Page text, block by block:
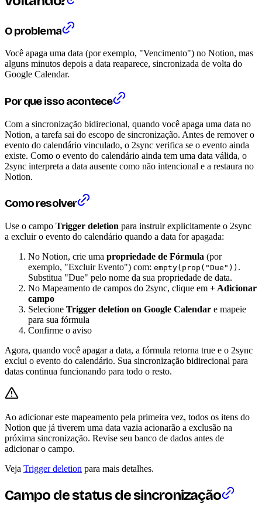
O problema
Você apaga uma data (por exemplo, "Vencimento") no Notion, mas
alguns minutos depois a data reaparece, sincronizada de volta do
Google Calendar.
Por que isso acontece
Com a sincronização bidirecional, quando você apaga uma data no
Notion, a tarefa sai do escopo de sincronização. Antes de remover o
evento do calendário vinculado, o 2sync verifica se o evento ainda
existe. Como o evento do calendário ainda tem uma data válida, o
2sync interpreta a data ausente como não intencional e a restaura no
Notion.
Como resolver
Use o campo Trigger deletion para instruir explicitamente o 2sync
a excluir o evento do calendário quando a data for apagada:
No Notion, crie uma propriedade de Fórmula (por
exemplo, "Excluir Evento") com: empty(prop("Due")) .
Substitua "Due" pelo nome da sua propriedade de data.
No Mapeamento de campos do 2sync, clique em + Adicionar
campo
Selecione Trigger deletion on Google Calendar e mapeie
para sua fórmula
Confirme o aviso
Agora, quando você apagar a data, a fórmula retorna true e o 2sync
exclui o evento do calendário. Sua sincronização bidirecional para
datas continua funcionando para todo o resto.
Ao adicionar este mapeamento pela primeira vez, todos os itens do
Notion que já tiverem uma data vazia acionarão a exclusão na
próxima sincronização. Revise seu banco de dados antes de
adicionar o campo.
Veja Trigger deletion para mais detalhes.
Campo de status de sincronização